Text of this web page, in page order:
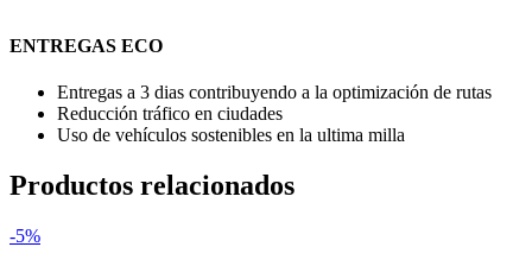
ENTREGAS ECO
Entregas a 3 dias contribuyendo a la optimización de rutas
Reducción tráfico en ciudades
Uso de vehículos sostenibles en la ultima milla
Productos relacionados
-5%